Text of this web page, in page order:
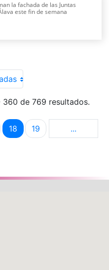
la fachada de las Juntas
este fin de semana
de 769 resultados.
Use TAB para
Página
18 Página
19 ...Páginas